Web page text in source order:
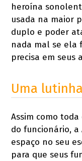
heroína
usada na maior
duplo e poder
nada mal se ela
precisa em seus
Uma
Assim como
do funcionário, a
espaço no seu
para que seus